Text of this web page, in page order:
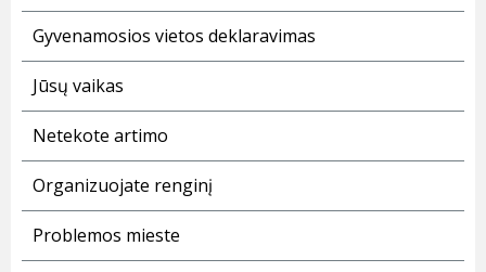
Gyvenamosios vietos deklaravimas
Jūsų vaikas
Netekote artimo
Organizuojate renginį
Problemos mieste